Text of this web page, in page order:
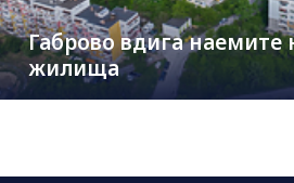
Габрово вдига
жилища